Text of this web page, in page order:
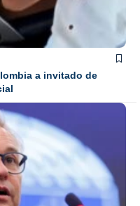
a invitado de